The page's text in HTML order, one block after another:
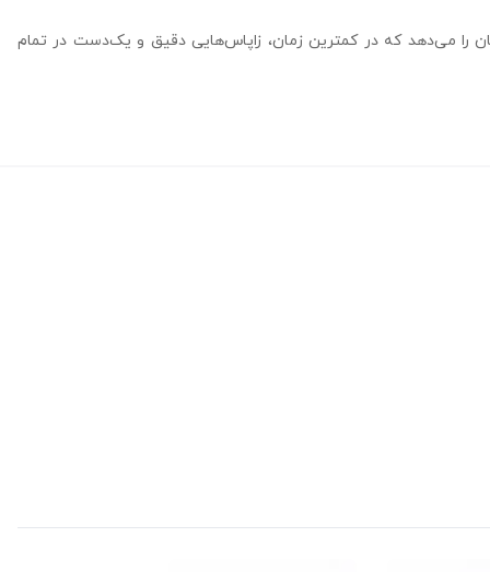
را می‌دهد که در کمترین زمان، زاپاس‌هایی دقیق و یک‌دست در تمام